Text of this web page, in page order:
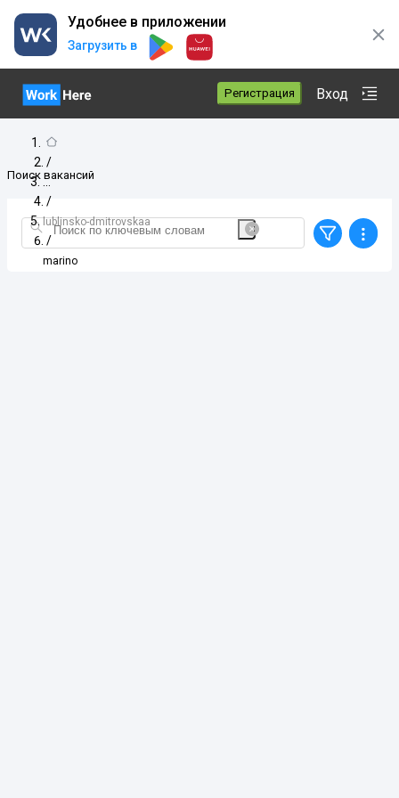
Удобнее в приложении
Загрузить в
Регистрация Вход
/
/
lublinsko-dmitrovskaa
/
marino
Поиск вакансий